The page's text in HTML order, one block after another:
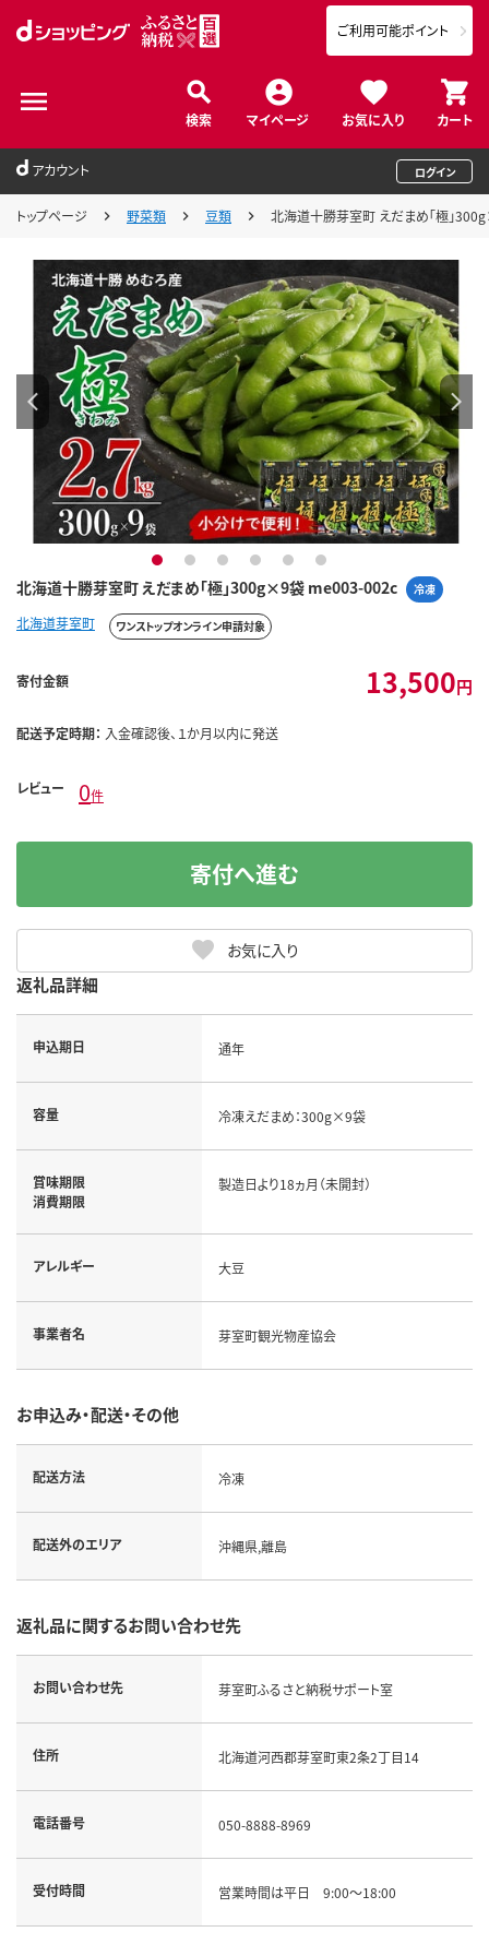
検索 マイページ お気に入り カート
ご利用可能ポイント
アカウント ログイン
トップページ 野菜類 豆類 北海道十勝芽室町 えだまめ「極」
北海道十勝芽室町 えだまめ「極」300g×9袋 me003-002c 冷凍
1 2 3 4 5 6
北海道芽室町 ワンストップオンライン申請対象
寄付金額 13,500円
配送予定時期： 入金確認後、１か月以内に発送
レビュー 0件
お気に入り
寄付へ進む
返礼品詳細
申込期日 通年
容量 冷凍えだまめ：300g×9袋
賞味期限
消費期限
製造日より18ヵ月（未開封）
アレルギー 大豆
事業者名 芽室町観光物産協会
お申込み・配送・その他
配送方法 冷凍
配送外のエリア 沖縄県,離島
返礼品に関するお問い合わせ先
お問い合わせ先 芽室町ふるさと納税サポート室
住所 北海道河西郡芽室町東2条2丁目14
電話番号 050-8888-8969
受付時間 営業時間は平日 9:00～18:00